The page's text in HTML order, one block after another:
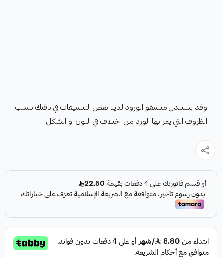
وقد يستبدل منسقو الورود لدينا بعض التنسيقات في باقتك بسبب
الظروف التي يمر بها الورد من اختلاف في اللون او الشكل